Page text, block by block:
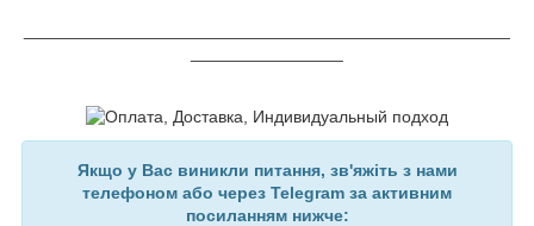
Якщо у Вас виникли питання, зв'яжіть з нами
телефоном або через Telegram за активним
посиланням нижче: